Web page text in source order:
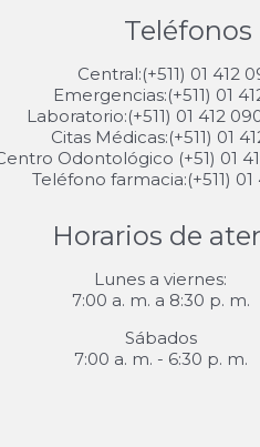
Teléfonos
Central:(+511) 01 412
Emergencias:(+511) 01
Laboratorio:(+511) 01 412
Citas Médicas:(+511) 01
Odontológico (+51) 01
Teléfono farmacia:(+511) 01
Horarios de
Lunes a viernes:
7:00 a. m. a 8:30 p. m.
Sábados
7:00 a. m. - 6:30 p. m.